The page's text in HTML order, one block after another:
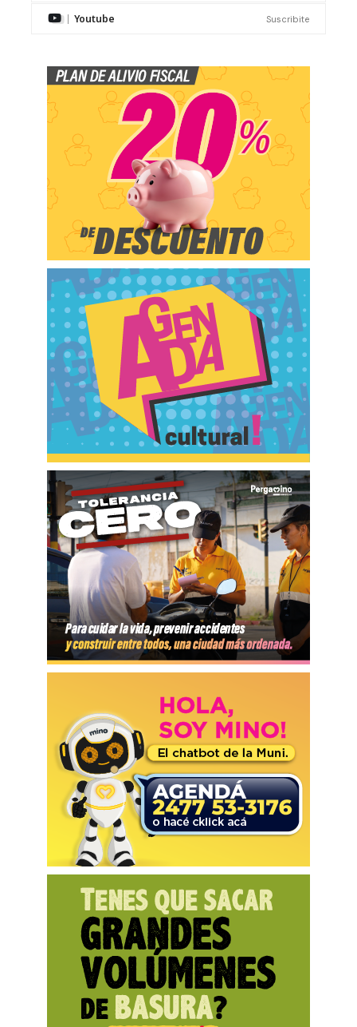
Youtube Suscribite